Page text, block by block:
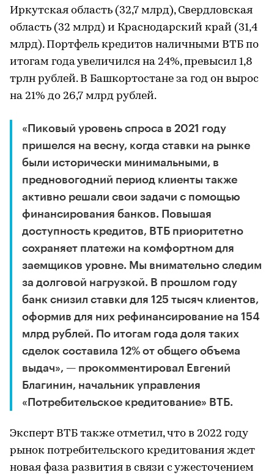
Иркутская область (32,7 млрд), Свердловская
область (32 млрд) и Краснодарский край (31,4
млрд). Портфель кредитов наличными ВТБ по
итогам года увеличился на 24%, превысил 1,8
трлн рублей. В Башкортостане за год он вырос
на 21% до 26,7 млрд рублей.
«Пиковый уровень спроса в 2021 году
пришелся на весну, когда ставки на рынке
были исторически минимальными, в
предновогодний период клиенты также
активно решали свои задачи с помощью
финансирования банков. Повышая
доступность кредитов, ВТБ приоритетно
сохраняет платежи на комфортном для
заемщиков уровне. Мы внимательно следим
за долговой нагрузкой. В прошлом году
банк снизил ставки для 125 тысяч клиентов,
оформив для них рефинансирование на 154
млрд рублей. По итогам года доля таких
сделок составила 12% от общего объема
выдач», — прокомментировал Евгений
Благинин, начальник управления
«Потребительское кредитование» ВТБ.
Эксперт ВТБ также отметил, что в 2022 году
рынок потребительского кредитования ждет
новая фаза развития в связи с ужесточением